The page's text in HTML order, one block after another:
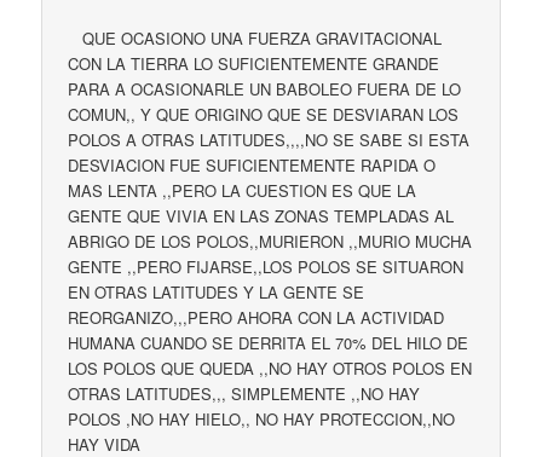
QUE OCASIONO UNA FUERZA GRAVITACIONAL
CON LA TIERRA LO SUFICIENTEMENTE GRANDE
PARA A OCASIONARLE UN BABOLEO FUERA DE LO
COMUN,, Y QUE ORIGINO QUE SE DESVIARAN LOS
POLOS A OTRAS LATITUDES,,,,NO SE SABE SI ESTA
DESVIACION FUE SUFICIENTEMENTE RAPIDA O
MAS LENTA ,,PERO LA CUESTION ES QUE LA
GENTE QUE VIVIA EN LAS ZONAS TEMPLADAS AL
ABRIGO DE LOS POLOS,,MURIERON ,,MURIO MUCHA
GENTE ,,PERO FIJARSE,,LOS POLOS SE SITUARON
EN OTRAS LATITUDES Y LA GENTE SE
REORGANIZO,,,PERO AHORA CON LA ACTIVIDAD
HUMANA CUANDO SE DERRITA EL 70% DEL HILO DE
LOS POLOS QUE QUEDA ,,NO HAY OTROS POLOS EN
OTRAS LATITUDES,,, SIMPLEMENTE ,,NO HAY
POLOS ,NO HAY HIELO,, NO HAY PROTECCION,,NO
HAY VIDA